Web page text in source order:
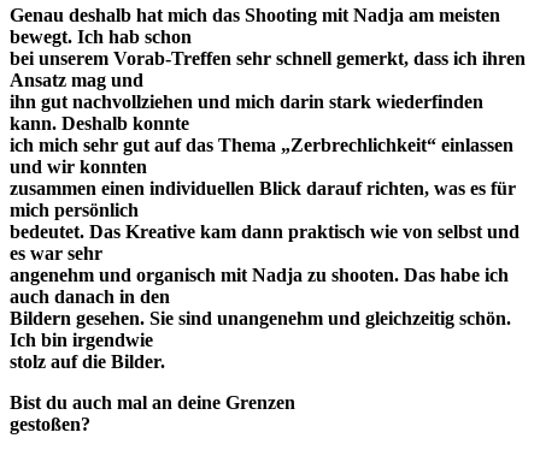
Genau deshalb hat mich das Shooting mit Nadja am meisten
bewegt. Ich hab schon
bei unserem Vorab-Treffen sehr schnell gemerkt, dass ich ihren
Ansatz mag und
ihn gut nachvollziehen und mich darin stark wiederfinden
kann. Deshalb konnte
ich mich sehr gut auf das Thema „Zerbrechlichkeit“ einlassen
und wir konnten
zusammen einen individuellen Blick darauf richten, was es für
mich persönlich
bedeutet. Das Kreative kam dann praktisch wie von selbst und
es war sehr
angenehm und organisch mit Nadja zu shooten. Das habe ich
auch danach in den
Bildern gesehen. Sie sind unangenehm und gleichzeitig schön.
Ich bin irgendwie
stolz auf die Bilder.
Bist du auch mal an deine Grenzen
gestoßen?